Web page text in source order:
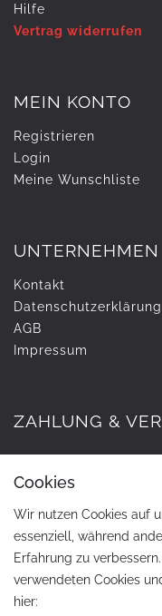
Hilfe
Vertrag widerrufen
MEIN KONTO
Registrieren
Login
Meine Wunschliste
UNTERNEHMEN
Kontakt
Daten­schutz­erklärung
AGB
Impressum
ZAHLUNG &
Cookies
Wir nutzen Cookies auf
essenziell, während
Erfahrung zu
verwendeten Cookies
hier: